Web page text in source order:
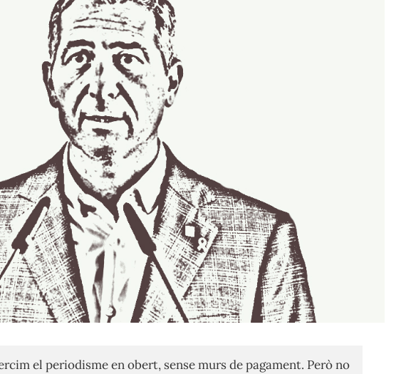
el periodisme en obert, sense murs de pagament. Però no